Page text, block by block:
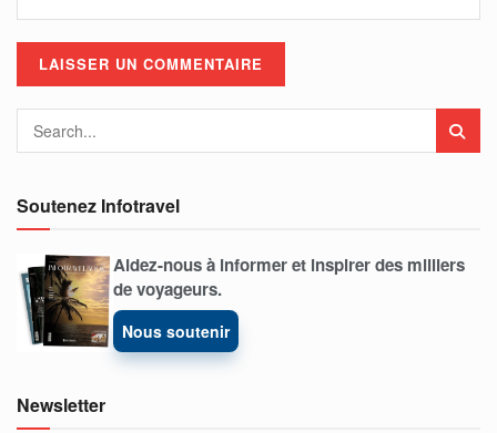
Soutenez Infotravel
Aidez-nous à informer et inspirer des milliers
de voyageurs.
Nous soutenir
Newsletter